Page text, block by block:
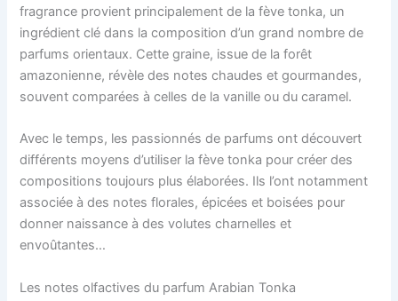
fragrance provient principalement de la fève tonka, un
ingrédient clé dans la composition d’un grand nombre de
parfums orientaux. Cette graine, issue de la forêt
amazonienne, révèle des notes chaudes et gourmandes,
souvent comparées à celles de la vanille ou du caramel.
Avec le temps, les passionnés de parfums ont découvert
différents moyens d’utiliser la fève tonka pour créer des
compositions toujours plus élaborées. Ils l’ont notamment
associée à des notes florales, épicées et boisées pour
donner naissance à des volutes charnelles et
envoûtantes…
Les notes olfactives du parfum Arabian Tonka